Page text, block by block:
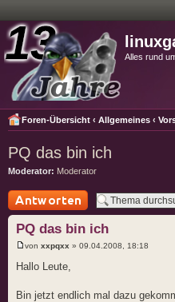
Alles rund
Foren-Übersicht ‹ Allgemeines ‹
PQ das bin ich
Moderator: Moderator
Antwort schreiben
PQ das bin ich
von xxpqxx » 09.04.2008, 18:18
Hallo Leute,
Bin jetzt endlich mal dazu